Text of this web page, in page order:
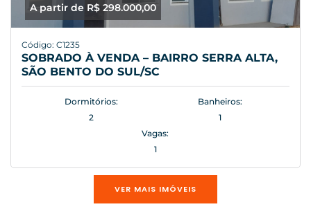
A partir de R$ 298.000,00
Código: C1235
SOBRADO À VENDA – BAIRRO SERRA ALTA,
SÃO BENTO DO SUL/SC
Dormitórios:
2
Banheiros:
1
Vagas:
1
VER MAIS IMÓVEIS